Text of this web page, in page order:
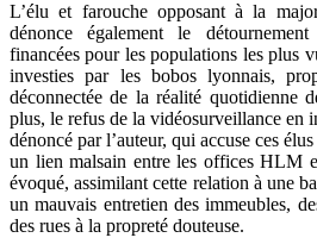
L’élu et farouche opposant à la
dénonce également le
financées pour les populations les plus
investies par les bobos lyonnais,
déconnectée de la réalité quotidienne
plus, le refus de la vidéosurveillance en
dénoncé par l’auteur, qui accuse ces
un lien malsain entre les offices HLM
évoqué, assimilant cette relation à une
un mauvais entretien des immeubles,
des rues à la propreté douteuse.